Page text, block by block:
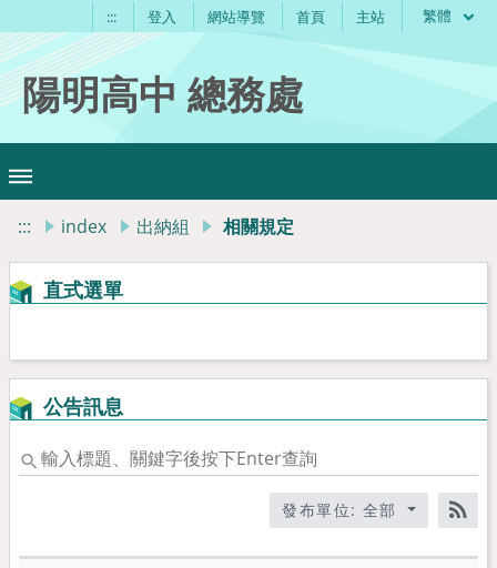
::: 登入 網站導覽 首頁 主站 繁體
陽明高中 總務處
::: index 出納組 相關規定
直式選單
公告訊息
輸
入
關
發布單位: 全部
RSS